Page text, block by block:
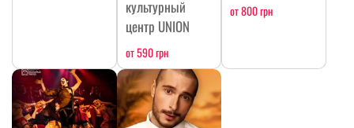
культурный
центр UNION
от 590 грн
от 800 грн